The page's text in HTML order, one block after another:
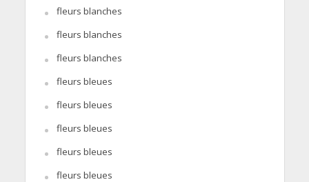
fleurs blanches
fleurs blanches
fleurs blanches
fleurs bleues
fleurs bleues
fleurs bleues
fleurs bleues
fleurs bleues